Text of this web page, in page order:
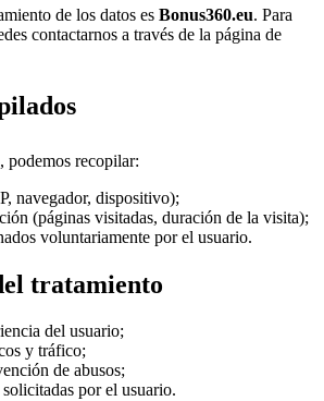
de los datos es Bonus360.eu. Para
contactarnos a través de la página de
podemos recopilar:
navegador, dispositivo);
(páginas visitadas, duración de la visita);
voluntariamente por el usuario.
tratamiento
del usuario;
y tráfico;
de abusos;
por el usuario.